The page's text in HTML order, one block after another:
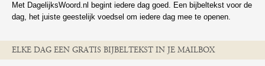
Met DagelijksWoord.nl begint iedere dag goed. Een bijbeltekst voor de
dag, het juiste geestelijk voedsel om iedere dag mee te openen.
ELKE DAG EEN GRATIS BIJBELTEKST IN JE MAILBOX